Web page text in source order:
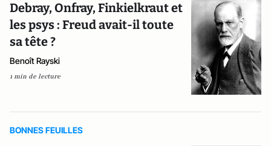
Debray, Onfray, Finkielkraut et
les psys : Freud avait-il toute
sa tête ?
Benoît Rayski
1 min de lecture
BONNES FEUILLES